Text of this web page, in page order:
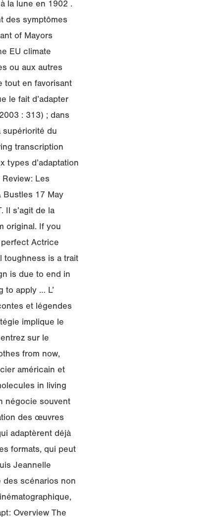
la lune en 1902 .
des symptômes
of Mayors
EU climate
ou aux autres
tout en favorisant
le fait d’adapter
: 313) ; dans
supériorité du
transcription
types d’adaptation
Les
Bustles 17 May
Il s’agit de la
original. If you
perfect Actrice
toughness is a trait
is due to end in
to apply … L’
et légendes
implique le
sur le
from now,
américain et
in living
négocie souvent
des œuvres
adaptèrent déjà
formats, qui peut
Jeannelle
des scénarios non
Overview The